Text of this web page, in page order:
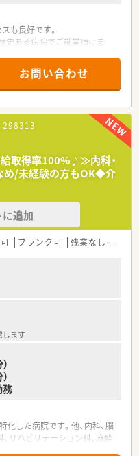
も良好です。
ある病院でご就業頂けま
コミュニケーションも大切に
内も新しくなっています。
器科、整形外科等、他科目の取
ります。
院外処方）
磨かれたい方！
ートをしっかり確保しながら
お問い合わせ
298313
給取得率100%♪≫内科・
め/未経験の方もOK◆介
追加
ブランク可 残業なし(ほぼなし含む)
します
務
した病院です。他、内科、脳
、リハビリテーション科、麻酔